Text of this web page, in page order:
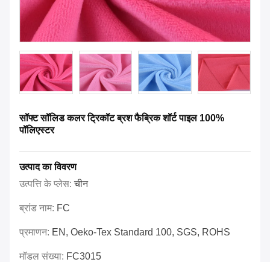
सॉफ्ट सॉलिड कलर ट्रिकॉट ब्रश फैब्रिक शॉर्ट पाइल 100%
पॉलिएस्टर
उत्पाद का विवरण
उत्पत्ति के प्लेस:चीन
ब्रांड नाम: FC
प्रमाणन: EN, Oeko-Tex Standard 100, SGS, ROHS
मॉडल संख्या: FC3015